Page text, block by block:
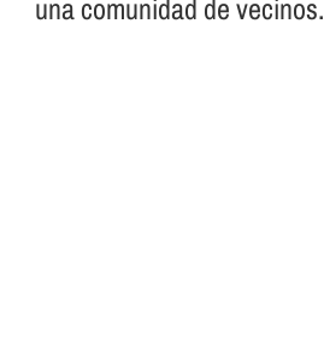
una comunidad de vecinos.